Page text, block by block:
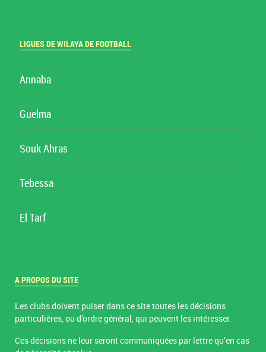
LIGUES DE WILAYA DE FOOTBALL
Annaba
Guelma
Souk Ahras
Tebessa
El Tarf
A PROPOS DU SITE
Les clubs doivent puiser dans ce site toutes les décisions
particulières, ou d’ordre général, qui peuvent les intéresser.
Ces décisions ne leur seront communiquées par lettre qu’en cas